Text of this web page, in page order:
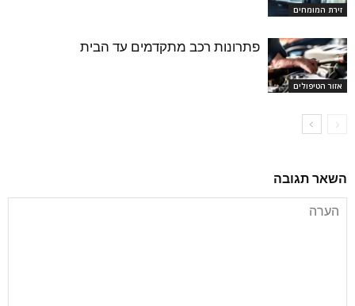
זירת המומחים
אזור הטיפולים
פתרונות רכב מתקדמים עד הבית
השאר תגובה